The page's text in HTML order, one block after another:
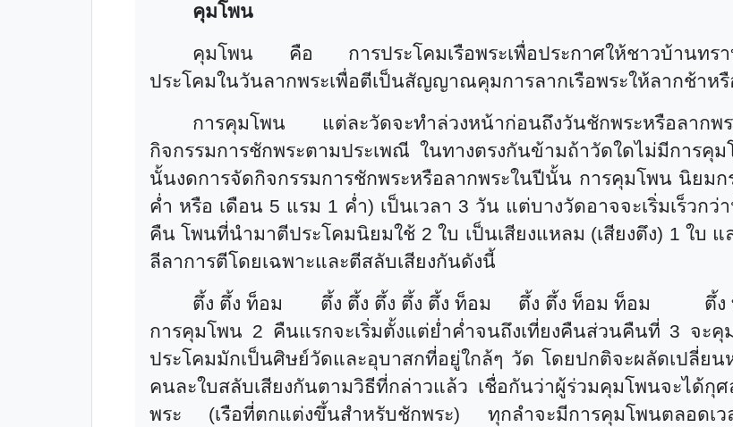
คุมโพน
คุมโพน คือ การประโคมเรือพระเพื่อประกาศให้ชาวบ้านทราบ
ประโคมในวันลากพระเพื่อตีเป็นสัญญาณคุมการลากเรือพระให้ลากช้าหรื
การคุมโพน แต่ละวัดจะทำล่วงหน้าก่อนถึงวันชักพระหรือลาก
กิจกรรมการชักพระตามประเพณี ในทางตรงกันข้ามถ้าวัดใดไม่มีการคุ
นั้นงดการจัดกิจกรรมการชักพระหรือลากพระในปีนั้น การคุมโพน นิยม
ค่ำ หรือ เดือน 5 แรม 1 ค่ำ) เป็นเวลา 3 วัน แต่บางวัดอาจจะเริ่มเร็วก
คืน โพนที่นำมาตีประโคมนิยมใช้ 2 ใบ เป็นเสียงแหลม (เสียงตึง) 1 ใบ แ
ลีลาการตีโดยเฉพาะและตีสลับเสียงกันดังนี้
ตึ้ง ตึ้ง ท็อม
ตึ้ง ตึ้ง ตึ้ง ตึ้ง ตึ้ง ท็อม ตึ้ง ตึ้ง ท็อม ท็อม
ตึ้ง
การคุมโพน 2 คืนแรกจะเริ่มตั้งแต่ย่ำค่ำจนถึงเที่ยงคืนส่วนคืนที่ 3 จะ
ประโคมมักเป็นศิษย์วัดและอุบาสกที่อยู่ใกล้ๆ วัด โดยปกติจะผลัดเปลี่ย
คนละใบสลับเสียงกันตามวิธีที่กล่าวแล้ว เชื่อกันว่าผู้ร่วมคุมโพนจะได้กุ
พระ (เรือที่ตกแต่งขึ้นสำหรับชักพระ) ทุกลำจะมีการคุมโพนตลอดเว